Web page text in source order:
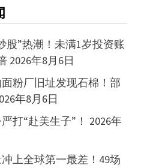
股”热潮！未满1岁投资账
2026年8月6日
粉厂旧址发现石棉！部
年8月6日
打“赴美生子”！ 2026年
上全球第一最差！49场